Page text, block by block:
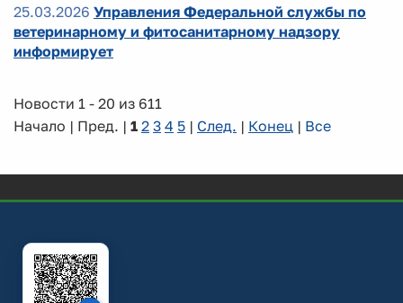
25.03.2026 Управления Федеральной службы по
ветеринарному и фитосанитарному надзору
информирует
Новости 1 - 20 из 611
Начало | Пред. | 1 2 3 4 5 | След. | Конец | Все